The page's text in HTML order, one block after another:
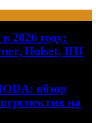
2026 году:
Holset, IHI
обзор
на